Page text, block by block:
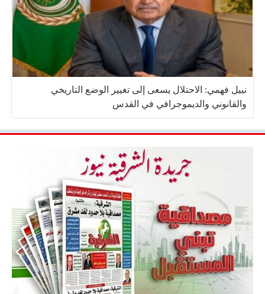
نبيل فهمي: الاحتلال يسعى إلى تغيير الوضع التاريخي
والقانوني والديموجرافي في القدس